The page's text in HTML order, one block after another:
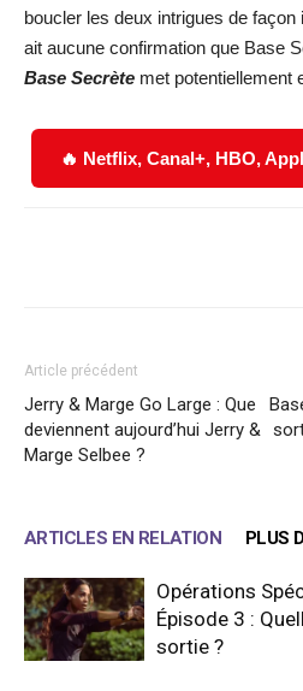
boucler les deux intrigues de façon
ait aucune confirmation que Base
Base Secrète met potentiellement
🔥 Netflix, Canal+, HBO,
Article précédent
Jerry & Marge Go Large : Que
deviennent aujourd’hui Jerry &
Marge Selbee ?
ARTICLES EN RELATION PLUS
Opérations
Épisode 3 :
sortie ?